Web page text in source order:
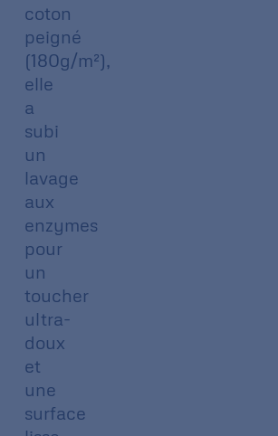
coton
peigné
(180g/m²),
elle
a
subi
un
lavage
aux
enzymes
pour
un
toucher
ultra-
doux
et
une
surface